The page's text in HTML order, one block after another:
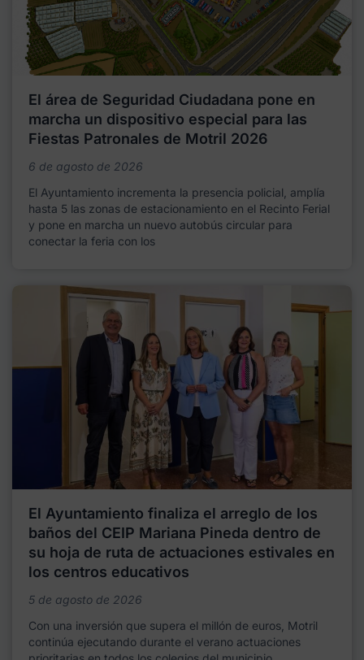
El área de Seguridad Ciudadana pone en
marcha un dispositivo especial para las
Fiestas Patronales de Motril 2026
6 de agosto de 2026
El Ayuntamiento incrementa la presencia policial, amplía
hasta 5 las zonas de estacionamiento en el Recinto Ferial
y pone en marcha un nuevo autobús circular para
conectar la feria con los
El Ayuntamiento finaliza el arreglo de los
baños del CEIP Mariana Pineda dentro de
su hoja de ruta de actuaciones estivales en
los centros educativos
5 de agosto de 2026
Con una inversión que supera el millón de euros, Motril
continúa ejecutando durante el verano actuaciones